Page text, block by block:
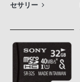
セサリー